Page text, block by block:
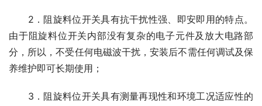
2．阻旋料位开关具有抗干扰性强、即安即用的特点。
由于阻旋料位开关内部没有复杂的电子元件及放大电路部
分，所以，不受任何电磁波干扰，安装后不需任何调试及保
养维护即可长期使用；
3．阻旋料位开关具有测量再现性和环境工况适应性的